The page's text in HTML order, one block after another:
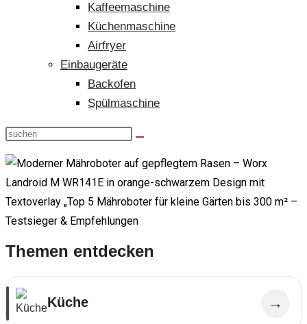
Kaffeemaschine
Küchenmaschine
Airfryer
Einbaugeräte
Backofen
Spülmaschine
Themen entdecken
Küche →